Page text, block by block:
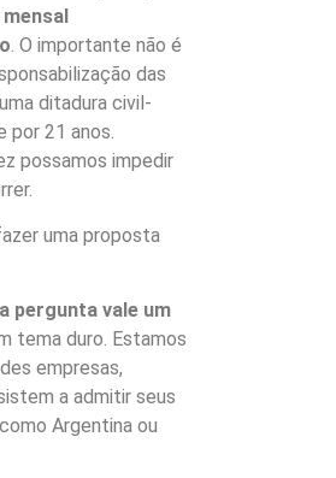
. O importante não é
das
ditadura civil-
21 anos.
possamos impedir
uma proposta
pergunta vale um
tema duro. Estamos
empresas,
a admitir seus
Argentina ou